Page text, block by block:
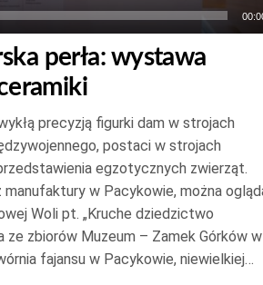
perła: wystawa
precyzją figurki dam w strojach
postaci w strojach
egzotycznych zwierząt.
w Pacykowie, można
Woli pt. „Kruche dziedzictwo
ze zbiorów Muzeum – Zamek Górków w
fajansu w Pacykowie, niewielkiej…